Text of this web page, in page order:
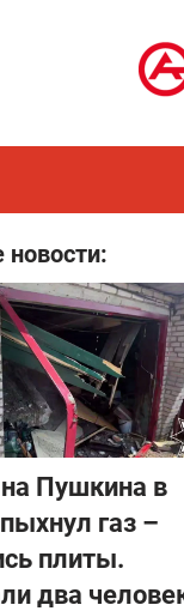
новости:
Пушкина в
газ –
плиты.
два